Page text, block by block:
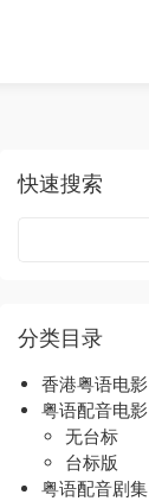
快速搜索
分类目录
香港粤语电影
粤语配音电影
无台标
台标版
粤语配音剧集